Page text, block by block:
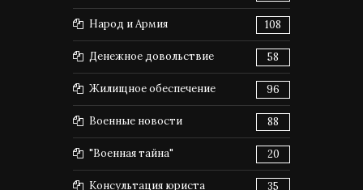
Народ и Армия 108
Денежное довольствие 58
Жилищное обеспечение 96
Военные новости 88
"Военная тайна" 20
Консультация юриста 35